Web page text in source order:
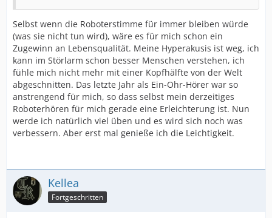
Selbst wenn die Roboterstimme für immer bleiben würde
(was sie nicht tun wird), wäre es für mich schon ein
Zugewinn an Lebensqualität. Meine Hyperakusis ist weg, ich
kann im Störlarm schon besser Menschen verstehen, ich
fühle mich nicht mehr mit einer Kopfhälfte von der Welt
abgeschnitten. Das letzte Jahr als Ein-Ohr-Hörer war so
anstrengend für mich, so dass selbst mein derzeitiges
Roboterhören für mich gerade eine Erleichterung ist. Nun
werde ich natürlich viel üben und es wird sich noch was
verbessern. Aber erst mal genieße ich die Leichtigkeit.
Kellea
Fortgeschritten